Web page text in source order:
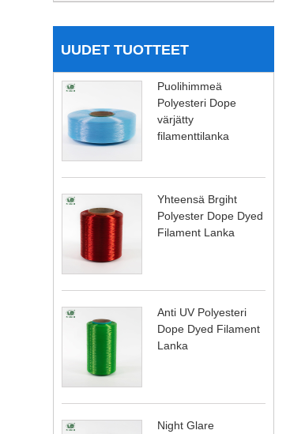
UUDET TUOTTEET
Puolihimmeä
Polyesteri Dope
värjätty
filamenttilanka
Yhteensä Brgiht
Polyester Dope Dyed
Filament Lanka
Anti UV Polyesteri
Dope Dyed Filament
Lanka
Night Glare